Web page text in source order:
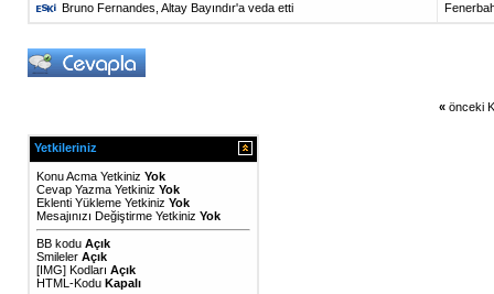
Bruno Fernandes, Altay Bayındır'a veda etti
« önceki
Yetkileriniz
Konu Acma Yetkiniz Yok
Cevap Yazma Yetkiniz Yok
Eklenti Yükleme Yetkiniz Yok
Mesajınızı Değiştirme Yetkiniz Yok
BB kodu Açık
Smileler Açık
[IMG] Kodları Açık
HTML-Kodu Kapalı